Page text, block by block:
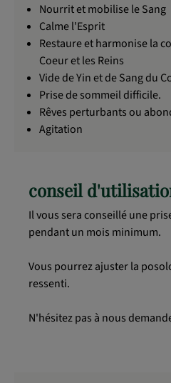
Nourrit et mobilise le Sang
Calme l'Esprit
Restaure et harmonise la
Coeur et les Reins
Vide de Yin et de Sang du
Prise de sommeil difficile.
Rêves perturbants ou
Agitation
conseil
Il vous sera conseillé une
pendant un mois minimum.
Vous pourrez ajuster la
ressenti.
N'hésitez pas à nous